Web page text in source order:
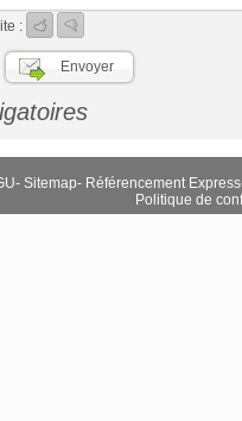
:
- Sitemap- Référencement Express
Politique de